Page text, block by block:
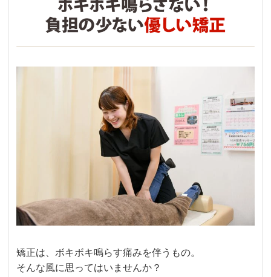
矯正は、ボキボキ鳴らす痛みを伴うもの。
そんな風に思ってはいませんか？